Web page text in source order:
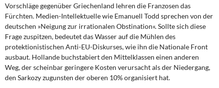
Vorschläge gegenüber Griechenland lehren die Franzosen das
Fürchten. Medien-Intellektuelle wie Emanuell Todd sprechen von der
deutschen »Neigung zur irrationalen Obstination«. Sollte sich diese
Frage zuspitzen, bedeutet das Wasser auf die Mühlen des
protektionistischen Anti-EU-Diskurses, wie ihn die Nationale Front
ausbaut. Hollande buchstabiert den Mittelklassen einen anderen
Weg, der scheinbar geringere Kosten verursacht als der Niedergang,
den Sarkozy zugunsten der oberen 10% organisiert hat.